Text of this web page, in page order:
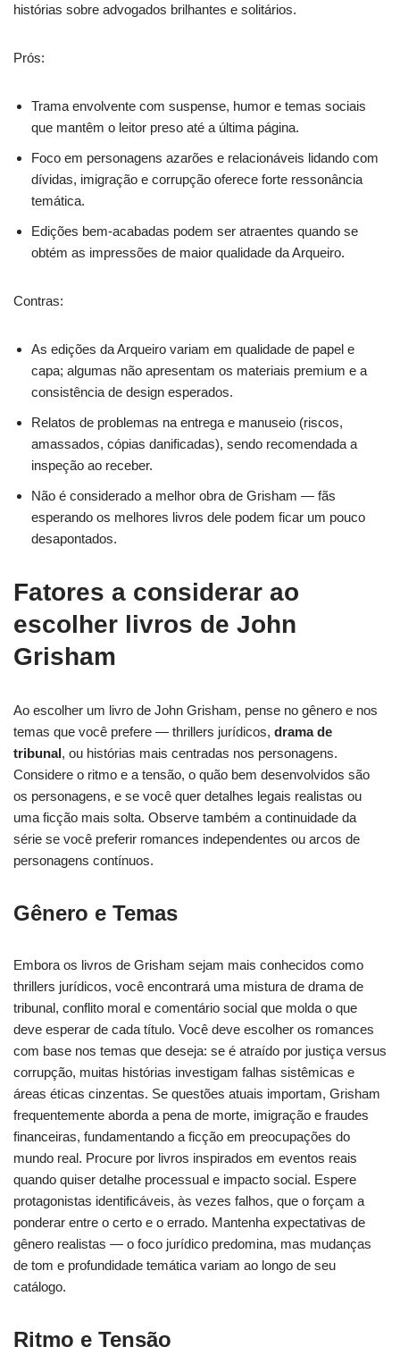
histórias sobre advogados brilhantes e solitários.
Prós:
Trama envolvente com suspense, humor e temas sociais
que mantêm o leitor preso até a última página.
Foco em personagens azarões e relacionáveis lidando com
dívidas, imigração e corrupção oferece forte ressonância
temática.
Edições bem-acabadas podem ser atraentes quando se
obtém as impressões de maior qualidade da Arqueiro.
Contras:
As edições da Arqueiro variam em qualidade de papel e
capa; algumas não apresentam os materiais premium e a
consistência de design esperados.
Relatos de problemas na entrega e manuseio (riscos,
amassados, cópias danificadas), sendo recomendada a
inspeção ao receber.
Não é considerado a melhor obra de Grisham — fãs
esperando os melhores livros dele podem ficar um pouco
desapontados.
Fatores a considerar ao
escolher livros de John
Grisham
Ao escolher um livro de John Grisham, pense no gênero e nos
temas que você prefere — thrillers jurídicos, drama de
tribunal, ou histórias mais centradas nos personagens.
Considere o ritmo e a tensão, o quão bem desenvolvidos são
os personagens, e se você quer detalhes legais realistas ou
uma ficção mais solta. Observe também a continuidade da
série se você preferir romances independentes ou arcos de
personagens contínuos.
Gênero e Temas
Embora os livros de Grisham sejam mais conhecidos como
thrillers jurídicos, você encontrará uma mistura de drama de
tribunal, conflito moral e comentário social que molda o que
deve esperar de cada título. Você deve escolher os romances
com base nos temas que deseja: se é atraído por justiça versus
corrupção, muitas histórias investigam falhas sistêmicas e
áreas éticas cinzentas. Se questões atuais importam, Grisham
frequentemente aborda a pena de morte, imigração e fraudes
financeiras, fundamentando a ficção em preocupações do
mundo real. Procure por livros inspirados em eventos reais
quando quiser detalhe processual e impacto social. Espere
protagonistas identificáveis, às vezes falhos, que o forçam a
ponderar entre o certo e o errado. Mantenha expectativas de
gênero realistas — o foco jurídico predomina, mas mudanças
de tom e profundidade temática variam ao longo de seu
catálogo.
Ritmo e Tensão